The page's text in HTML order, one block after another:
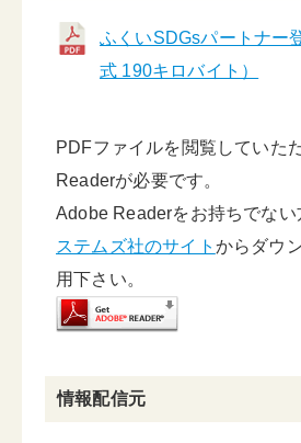
ふくいSDGsパートナー
式 190キロバイト）
PDFファイルを閲覧していた
Readerが必要です。
Adobe Readerをお持ちでない
ステムズ社のサイト からダウ
用下さい。
情報配信元